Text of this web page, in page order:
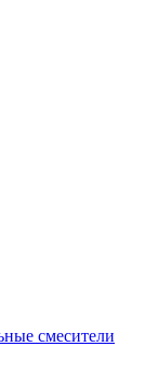
смесители